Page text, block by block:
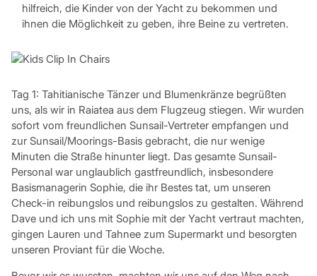
hilfreich, die Kinder von der Yacht zu bekommen und
ihnen die Möglichkeit zu geben, ihre Beine zu vertreten.
Tag 1: Tahitianische Tänzer und Blumenkränze begrüßten
uns, als wir in Raiatea aus dem Flugzeug stiegen. Wir wurden
sofort vom freundlichen Sunsail-Vertreter empfangen und
zur Sunsail/Moorings-Basis gebracht, die nur wenige
Minuten die Straße hinunter liegt. Das gesamte Sunsail-
Personal war unglaublich gastfreundlich, insbesondere
Basismanagerin Sophie, die ihr Bestes tat, um unseren
Check-in reibungslos und reibungslos zu gestalten. Während
Dave und ich uns mit Sophie mit der Yacht vertraut machten,
gingen Lauren und Tahnee zum Supermarkt und besorgten
unseren Proviant für die Woche.